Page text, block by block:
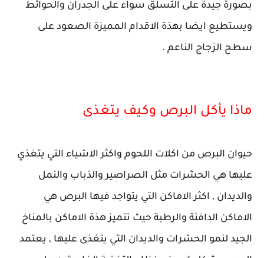
بصورة جيدة على التسلق سواء على الجدران والحوائط
ويستطيع ايضا بهذة الاقدام المميزة الصعود على
سطح الزجاج الناعم .
ماذا يأكل البرص وكيف يتغذى
حيوان البرص من اكلات اللحوم واكثر الاشياء التي يتغذي
عليها هي الحشرات مثل الصراصير والذباب والنمل
والديدان , اكثر الاماكن التي يتواجد فيها البرص هي
الاماكن الدافئة والرطبة حيث تتميز هذة الاماكن بالمناخ
الجيد لنمو الحشرات والديدان التي يتغذى عليها , يعتمد